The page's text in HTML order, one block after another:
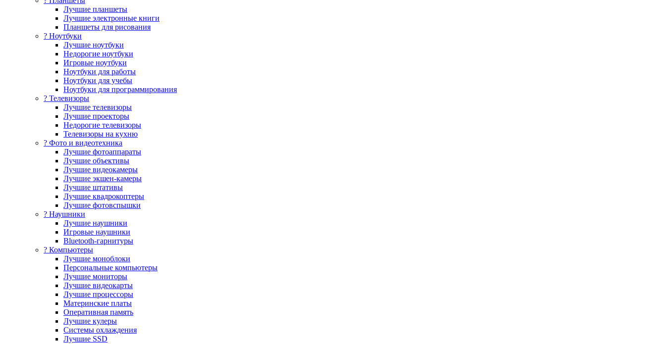
Лучшие планшеты
Лучшие электронные книги
Планшеты для рисования
? Ноутбуки
Лучшие ноутбуки
Недорогие ноутбуки
Игровые ноутбуки
Ноутбуки для работы
Ноутбуки для учебы
Ноутбуки для программирования
? Телевизоры
Лучшие телевизоры
Лучшие проекторы
Недорогие телевизоры
Телевизоры на кухню
? Фото и видеотехника
Лучшие фотоаппараты
Лучшие объективы
Лучшие видеокамеры
Лучшие экшен-камеры
Лучшие штативы
Лучшие квадрокоптеры
Лучшие фотовспышки
? Наушники
Лучшие наушники
Игровые наушники
Bluetooth-гарнитуры
?️ Компьютеры
Лучшие моноблоки
Персональные компьютеры
Лучшие мониторы
Лучшие видеокарты
Лучшие процессоры
Материнские платы
Оперативная память
Лучшие кулеры
Системы охлаждения
Лучшие SSD